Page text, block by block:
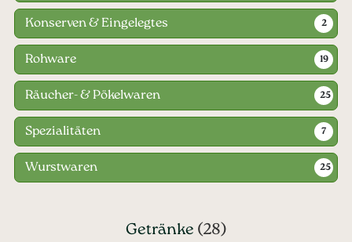
Konserven & Eingelegtes 2
Rohware 19
Räucher- & Pökelwaren 25
Spezialitäten 7
Wurstwaren 25
Getränke (28)